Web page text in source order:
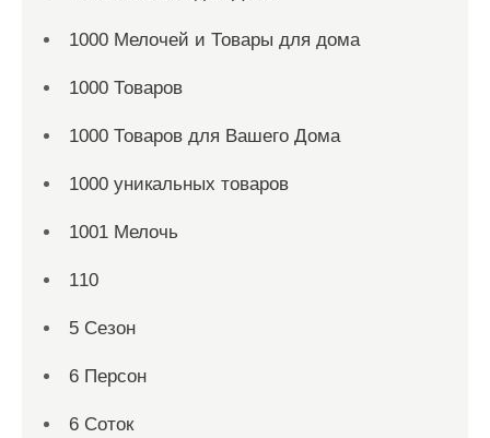
1000 Мелочей и Товары для дома
1000 Товаров
1000 Товаров для Вашего Дома
1000 уникальных товаров
1001 Мелочь
110
5 Сезон
6 Персон
6 Соток